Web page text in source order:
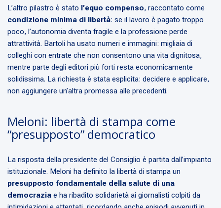
L’altro pilastro è stato l’equo compenso, raccontato come
condizione minima di libertà: se il lavoro è pagato troppo
poco, l’autonomia diventa fragile e la professione perde
attrattività. Bartoli ha usato numeri e immagini: migliaia di
colleghi con entrate che non consentono una vita dignitosa,
mentre parte degli editori più forti resta economicamente
solidissima. La richiesta è stata esplicita: decidere e applicare,
non aggiungere un’altra promessa alle precedenti.
Meloni: libertà di stampa come
“presupposto” democratico
La risposta della presidente del Consiglio è partita dall’impianto
istituzionale. Meloni ha definito la libertà di stampa un
presupposto fondamentale della salute di una
democrazia e ha ribadito solidarietà ai giornalisti colpiti da